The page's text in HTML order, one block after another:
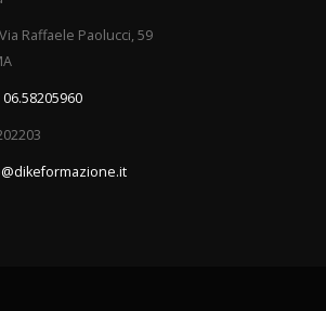
Via Raffaele Paolucci, 59
06.58205960